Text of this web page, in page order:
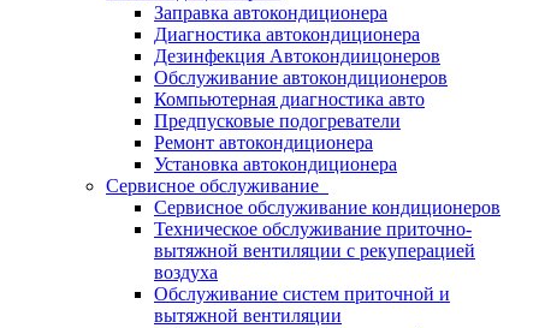
Заправка автокондиционера
Диагностика автокондиционера
Дезинфекция Автокондиицонеров
Обслуживание автокондиционеров
Компьютерная диагностика авто
Предпусковые подогреватели
Ремонт автокондиционера
Установка автокондиционера
Сервисное обслуживание
Сервисное обслуживание кондиционеров
Техническое обслуживание приточно-
вытяжной вентиляции с рекуперацией
воздуха
Обслуживание систем приточной и
вытяжной вентиляции